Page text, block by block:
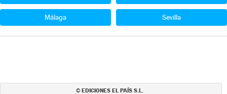
Málaga Sevilla
© EDICIONES EL PAÍS S.L.